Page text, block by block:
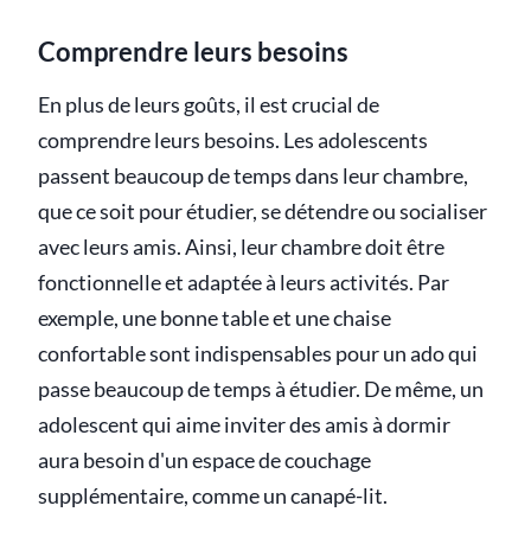
Comprendre leurs besoins
En plus de leurs goûts, il est crucial de
comprendre leurs besoins. Les adolescents
passent beaucoup de temps dans leur chambre,
que ce soit pour étudier, se détendre ou socialiser
avec leurs amis. Ainsi, leur chambre doit être
fonctionnelle et adaptée à leurs activités. Par
exemple, une bonne table et une chaise
confortable sont indispensables pour un ado qui
passe beaucoup de temps à étudier. De même, un
adolescent qui aime inviter des amis à dormir
aura besoin d'un espace de couchage
supplémentaire, comme un canapé-lit.